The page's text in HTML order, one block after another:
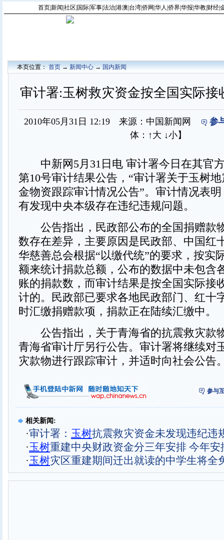
首页|新闻 社区 国际|军事|法治|港澳 台湾|侨网 华人 侨界|华报 华教| 财经|
本页位置：首页→新闻中心→国内新闻
审计署:玉树救灾资金按全国实际接
2010年05月31日 12:19 来源：中国新闻网
参
体： ↑大 ↓小】
中新网5月31日电 审计署今日在其官
第10号审计结果公告，“审计署关于玉树
金物资跟踪审计情况公告”。审计情况表
有发现中央本级存在违纪违规问题。
公告指出，民政部公布的全国捐赠款
数存在差异，主要原因是民政部、中国红
华慈善总会根据“以缴代统”的要求，按实
额来统计捐款总额，公布的数据中未包含
账的捐款数，而审计结果是按全国实际接
计的。民政部已要求各地民政部门、红十
时汇缴捐赠款项，捐款正在陆续汇缴中。
公告指出，关于青海省的抗震救灾款
青海省审计厅另行公告。审计署将继续对
灾款物进行跟踪审计，并适时向社会公告
参与
相关新闻:
·审计署： 玉树抗震救灾资金未发现违纪违
·玉树重建中央财政资金分三年安排 今年安
·玉树灾区重建期间迁出就读的中学生将全